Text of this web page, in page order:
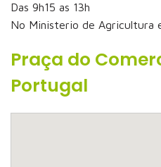
Das 9h15 as 13h
No Ministerio de Agricultura
Praça do
Portugal